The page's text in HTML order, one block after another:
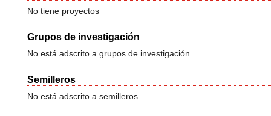
No tiene proyectos
Grupos de investigación
No está adscrito a grupos de investigación
Semilleros
No está adscrito a semilleros